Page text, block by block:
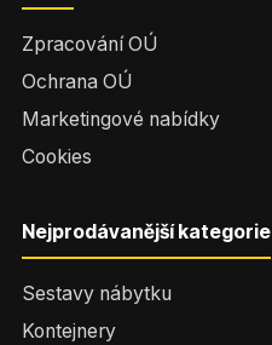
Zpracování OÚ
Ochrana OÚ
Marketingové nabídky
Cookies
Nejprodávanější kategorie
Sestavy nábytku
Kontejnery